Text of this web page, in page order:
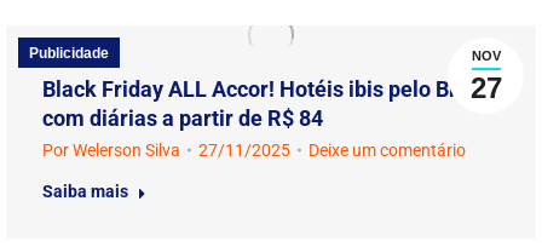
NOV
27
Publicidade
Black Friday ALL Accor! Hotéis ibis pelo Brasil
com diárias a partir de R$ 84
PorWelerson Silva 27/11/2025 Deixe um comentário
Saiba mais